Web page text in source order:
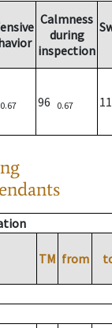
Calmness
during
inspection
0.67 96 0.67
TM from